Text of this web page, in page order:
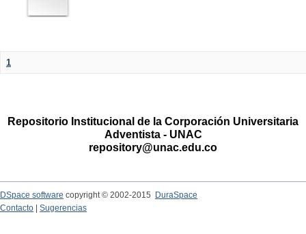
1
Repositorio Institucional de la Corporación Universitaria
Adventista - UNAC
repository@unac.edu.co
DSpace software copyright © 2002-2015
DuraSpace
Contacto
Sugerencias